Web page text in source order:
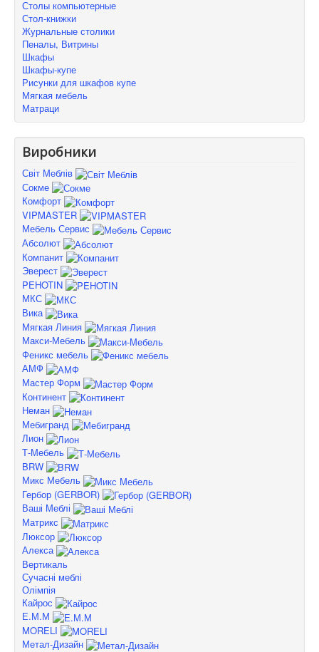
Столы компьютерные
Стол-книжки
Журнальные столики
Пеналы, Витрины
Шкафы
Шкафы-купе
Рисунки для шкафов купе
Мягкая мебель
Матраци
Виробники
Світ Меблів
Сокме
Комфорт
VIPMASTER
Мебель Сервис
Абсолют
Компанит
Эверест
PEHOTIN
МКС
Вика
Мягкая Линия
Макси-Мебель
Феникс мебель
АМФ
Мастер Форм
Континент
Неман
Мебигранд
Лион
Т-Мебель
BRW
Микс Мебель
Гербор (GERBOR)
Ваші Меблі
Матрикс
Люксор
Алекса
Вертикаль
Сучасні меблі
Олімпія
Кайрос
Е.М.М
MORELI
Метал-Дизайн